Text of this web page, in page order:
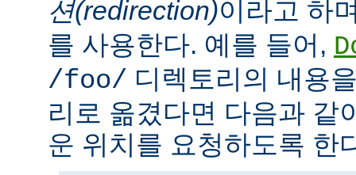
션(redirection)이라고 하
를 사용한다. 예를 들어,
/foo/ 디렉토리의 내용
리로 옮겼다면 다음과 같
운 위치를 요청하도록 한